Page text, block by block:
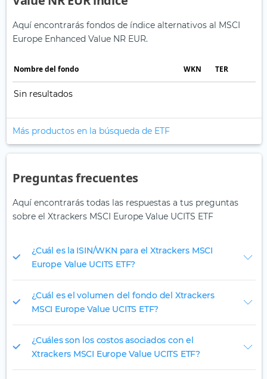
Aquí encontrarás fondos de índice alternativos al MSCI
Europe Enhanced Value NR EUR.
Nombre del fondo WKN TER
Sin resultados
Más productos en la búsqueda de ETF
Preguntas frecuentes
Aquí encontrarás todas las respuestas a tus preguntas
sobre el Xtrackers MSCI Europe Value UCITS ETF
¿Cuál es la ISIN/WKN para el Xtrackers MSCI
Europe Value UCITS ETF?
¿Cuál es el volumen del fondo del Xtrackers
MSCI Europe Value UCITS ETF?
¿Cuáles son los costos asociados con el
Xtrackers MSCI Europe Value UCITS ETF?